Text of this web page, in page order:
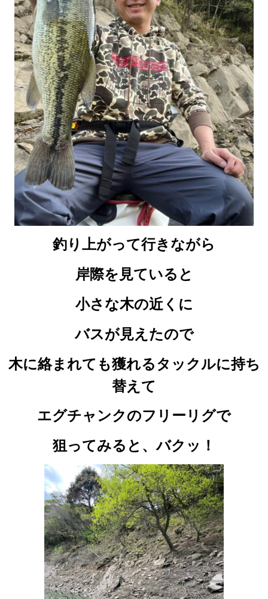
釣り上がって行きながら
岸際を見ていると
小さな木の近くに
バスが見えたので
木に絡まれても獲れるタックルに持ち
替えて
エグチャンクのフリーリグで
狙ってみると、バクッ！